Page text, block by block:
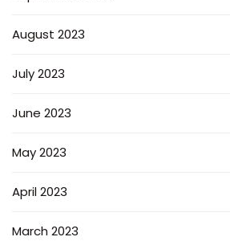
August 2023
July 2023
June 2023
May 2023
April 2023
March 2023